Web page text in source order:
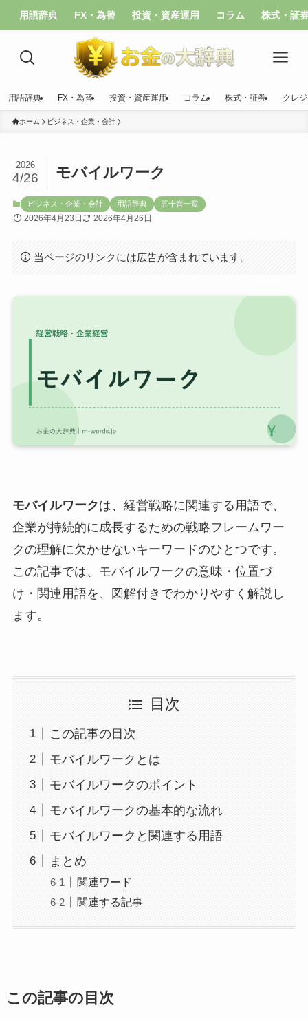
用語辞典 FX・為替 投資・資産運用 コラム 株式・証
用語辞典 FX・為替 投資・資産運用 コラム 株式・証券 クレ
ホーム ビジネス・企業・会計
モバイルワーク
2026
4/26
ビジネス・企業・会計 用語辞典 五十音一覧
2026年4月23日 2026年4月26日
当ページのリンクには広告が含まれています。
モバイルワークは、経営戦略に関連する用語で、
企業が持続的に成長するための戦略フレームワー
クの理解に欠かせないキーワードのひとつです。
この記事では、モバイルワークの意味・位置づ
け・関連用語を、図解付きでわかりやすく解説し
ます。
目次
この記事の目次
モバイルワークとは
モバイルワークのポイント
モバイルワークの基本的な流れ
モバイルワークと関連する用語
まとめ
関連ワード
関連する記事
この記事の目次